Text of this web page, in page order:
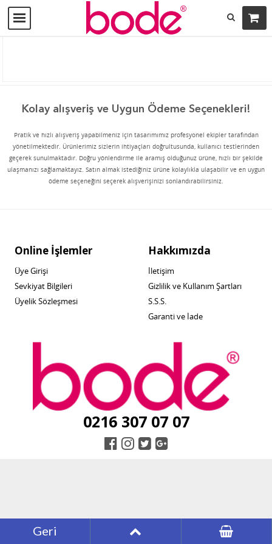
Kolay alışveriş ve Uygun Ödeme Seçenekleri!
Pratik ve hızlı alışveriş yapabilmeniz için tasarımımız profesyonel ekipler tarafından
yönetilmektedir. Ürünlerimiz sizlerin ihtiyaçları doğrultusunda, kullanıcı testlerinden
geçerek sunulmaktadır. Doğru yönlendirme ile aramış olduğunuz ürüne, hızlı bir şekilde
ulaşmanızı sağlamaktayız. Satın almak istediğiniz ürüne kolaylıkla ulaşabilir ve en uygun
ödeme seçeneğini seçerek alışverişinizi sonlandırabilirsiniz.
Online İşlemler
Üye Girişi
Sevkiyat Bilgileri
Üyelik Sözleşmesi
Hakkımızda
İletişim
Gizlilik ve Kullanım Şartları
S.S.S.
Garanti ve İade
0216 307 07 07
Geri